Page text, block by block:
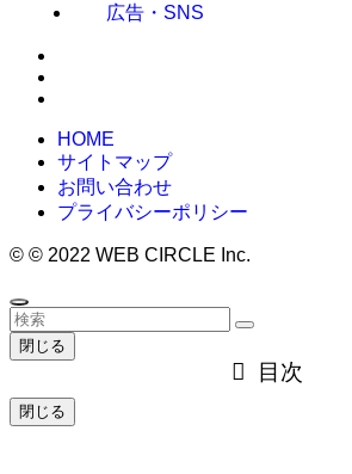
広告・SNS
HOME
サイトマップ
お問い合わせ
プライバシーポリシー
© © 2022 WEB CIRCLE Inc.
閉じる
目次
閉じる